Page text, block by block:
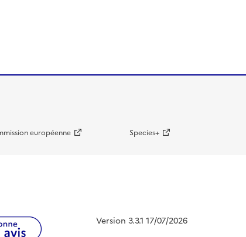
européenne Species+
Version 3.3.1 17/07/2026